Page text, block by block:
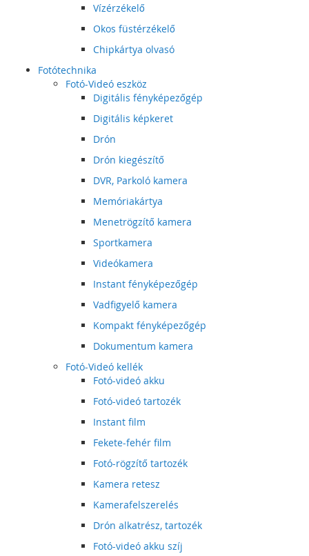
Vízérzékelő
Okos füstérzékelő
Chipkártya olvasó
Fotótechnika
Fotó-Videó eszköz
Digitális fényképezőgép
Digitális képkeret
Drón
Drón kiegészítő
DVR, Parkoló kamera
Memóriakártya
Menetrögzítő kamera
Sportkamera
Videókamera
Instant fényképezőgép
Vadfigyelő kamera
Kompakt fényképezőgép
Dokumentum kamera
Fotó-Videó kellék
Fotó-videó akku
Fotó-videó tartozék
Instant film
Fekete-fehér film
Fotó-rögzítő tartozék
Kamera retesz
Kamerafelszerelés
Drón alkatrész, tartozék
Fotó-videó akku szíj